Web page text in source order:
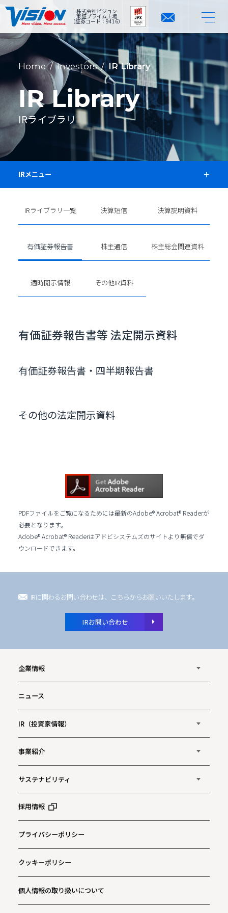
株式会社ビジョン
東証プライム上場
（証券コード：9416）
Home/Investors/ IR Library
IR Library
IRライブラリ
IRメニュー
IRライブラリ一覧 決算短信 決算説明資料
有価証券報告書 株主通信 株主総会関連資料
適時開示情報 その他IR資料
有価証券報告書等法定開示資料
有価証券報告書・四半期報告書
その他の法定開示資料
PDFファイルをご覧になるためには最新のAdobe® Acrobat® Readerが
必要となります。
Adobe® Acrobat® Readerはアドビシステムズのサイトより無償でダ
ウンロードできます。
IRに関わるお問い合わせは、こちらからお願いいたします。
IRお問い合わせ
企業情報
ニュース
IR（投資家情報）
事業紹介
サステナビリティ
採用情報
プライバシーポリシー
クッキーポリシー
個人情報の取り扱いについて